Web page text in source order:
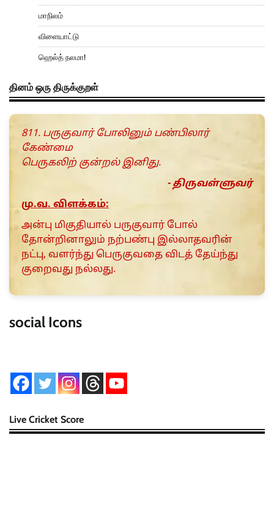
மாநிலம்
விளையாட்டு
ஹெல்த் நலமா!
தினம் ஒரு திருக்குறள்
811. பருகுவார் போலினும் பண்பிலார்
கேண்மை
பெருகலிற் குன்றல் இனிது.
- திருவள்ளுவர்
மு.வ. விளக்கம்:
அன்பு மிகுதியால் பருகுவார் போல்
தோன்றினாலும் நற்பண்பு இல்லாதவரின்
நட்பு, வளர்ந்து பெருகுவதை விடத் தேய்ந்து
குறைவது நல்லது.
social Icons
Live Cricket Score